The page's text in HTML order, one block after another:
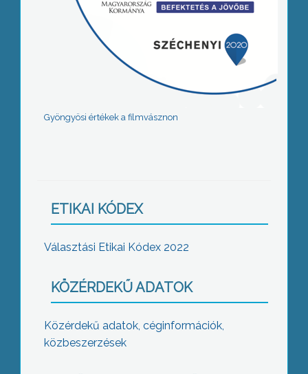
Gyöngyösi értékek a filmvásznon
ETIKAI KÓDEX
Választási Etikai Kódex 2022
KÖZÉRDEKŰ ADATOK
Közérdekű adatok, céginformációk,
közbeszerzések